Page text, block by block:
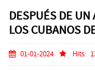
DESPUÉS DE UN
LOS CUBANOS
01-01-2024 Hits: